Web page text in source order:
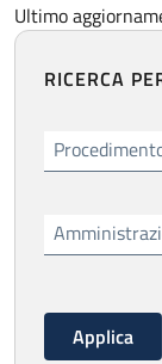
Ultimo
RICERCA